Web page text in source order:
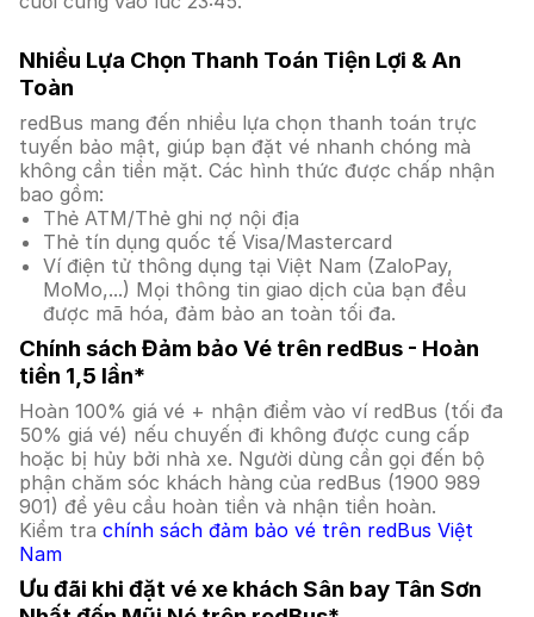
Nhiều Lựa Chọn Thanh Toán Tiện Lợi & An
Toàn
redBus mang đến nhiều lựa chọn thanh toán trực
tuyến bảo mật, giúp bạn đặt vé nhanh chóng mà
không cần tiền mặt. Các hình thức được chấp nhận
bao gồm:
Thẻ ATM/Thẻ ghi nợ nội địa
Thẻ tín dụng quốc tế Visa/Mastercard
Ví điện tử thông dụng tại Việt Nam (ZaloPay,
MoMo,...) Mọi thông tin giao dịch của bạn đều
được mã hóa, đảm bảo an toàn tối đa.
Chính sách Đảm bảo Vé trên redBus - Hoàn
tiền 1,5 lần*
Hoàn 100% giá vé + nhận điểm vào ví redBus (tối đa
50% giá vé) nếu chuyến đi không được cung cấp
hoặc bị hủy bởi nhà xe. Người dùng cần gọi đến bộ
phận chăm sóc khách hàng của redBus (1900 989
901) để yêu cầu hoàn tiền và nhận tiền hoàn.
Kiểm tra chính sách đảm bảo vé trên redBus Việt
Nam
Ưu đãi khi đặt vé xe khách Sân bay Tân Sơn